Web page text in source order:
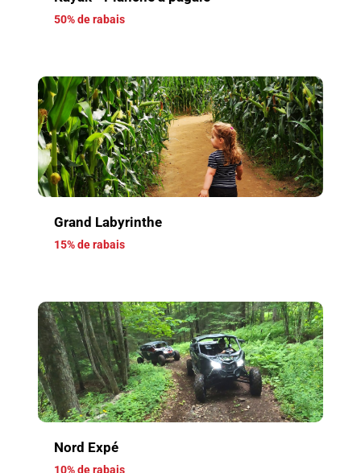
50% de rabais
Grand Labyrinthe
15% de rabais
Nord Expé
10% de rabais